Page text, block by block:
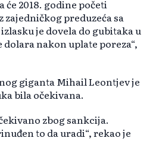
će 2018. godine početi
zajedničkog preduzeća sa
izlasku je dovela do gubitaka u
nakon uplate poreza“,
giganta Mihail Leontjev je
bila očekivana.
zbog sankcija.
to da uradi“, rekao je